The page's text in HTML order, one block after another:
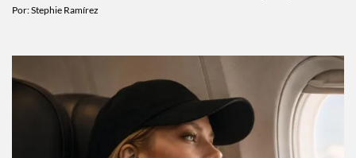
Por:Stephie Ramírez